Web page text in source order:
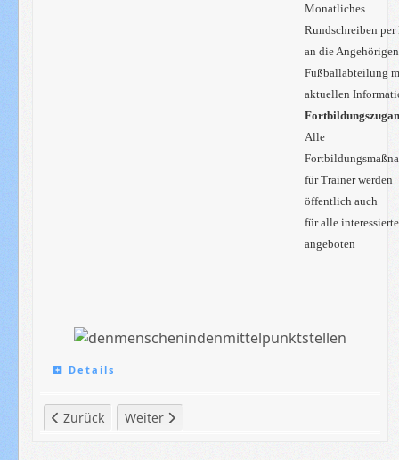
Monatliches
Rundschreiben
an die
Fußballabteilung
aktuellen
Alle
für Trainer werden
öffentlich auch
für alle
angeboten
Details
Vorheriger Beitrag: 2019/20 - Mädchenfußball
Zurück Nächster Beitrag: Chronik: 2019/20 -
Weiter